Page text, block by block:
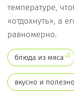
температуре,
«отдохнуть», а
равномерно.
блюда из мяса 45
вкусно и полезно